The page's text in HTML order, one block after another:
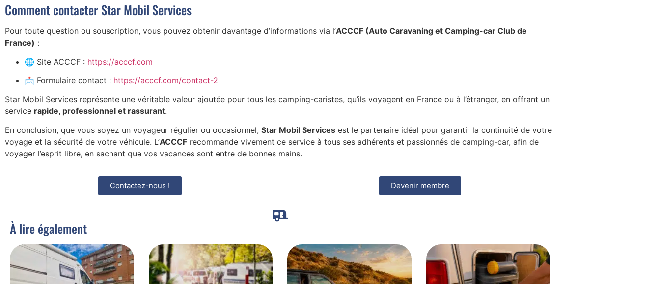
Comment contacter Star Mobil Services
Pour toute question ou souscription, vous pouvez obtenir davantage d’informations via l’ACCCF (Auto Caravaning et Camping-car Club de
France) :
🌐 Site ACCCF : https://acccf.com
📩 Formulaire contact : https://acccf.com/contact-2
Star Mobil Services représente une véritable valeur ajoutée pour tous les camping-caristes, qu’ils voyagent en France ou à l’étranger, en offrant un
service rapide, professionnel et rassurant.
En conclusion, que vous soyez un voyageur régulier ou occasionnel, Star Mobil Services est le partenaire idéal pour garantir la continuité de votre
voyage et la sécurité de votre véhicule. L’ACCCF recommande vivement ce service à tous ses adhérents et passionnés de camping-car, afin de
voyager l’esprit libre, en sachant que vos vacances sont entre de bonnes mains.
Contactez-nous ! Devenir membre
À lire également